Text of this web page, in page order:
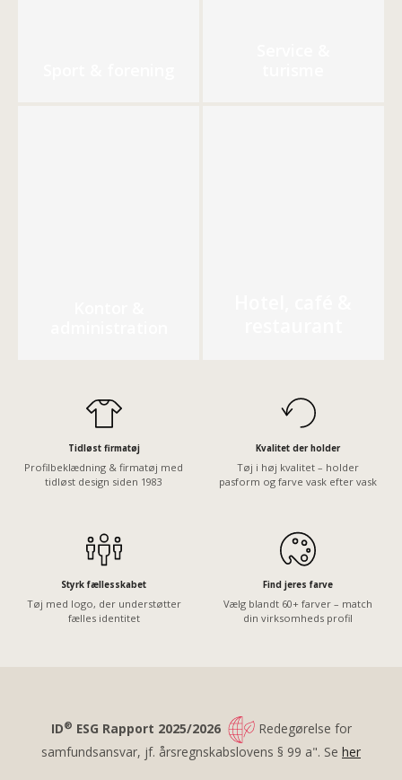
Tidløst firmatøj
Profilbeklædning & firmatøj med
tidløst design siden 1983
Kvalitet der holder
Tøj i høj kvalitet – holder
pasform og farve vask efter vask
Styrk fællesskabet
Tøj med logo, der understøtter
fælles identitet
Find jeres farve
Vælg blandt 60+ farver – match
din virksomheds profil
ID® ESG Rapport 2025/2026
Redegørelse for
samfundsansvar, jf. årsregnskabslovens § 99 a". Se her